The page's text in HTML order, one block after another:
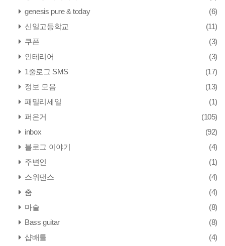
genesis pure & today
(6)
신일고등학교
(11)
쿠폰
(3)
인테리어
(3)
1줄로그 SMS
(17)
정보 모음
(13)
패밀리세일
(1)
퍼온거
(105)
inbox
(92)
블로그 이야기
(4)
주변인
(1)
스위댄스
(4)
춤
(4)
마술
(8)
Bass guitar
(8)
샵배틀
(4)